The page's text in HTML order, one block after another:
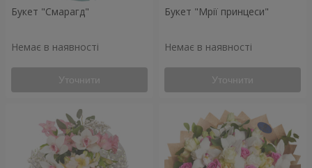
Букет "Смарагд"
Немає в наявності
Уточнити
Букет "Мрії принцеси"
Немає в наявності
Уточнити